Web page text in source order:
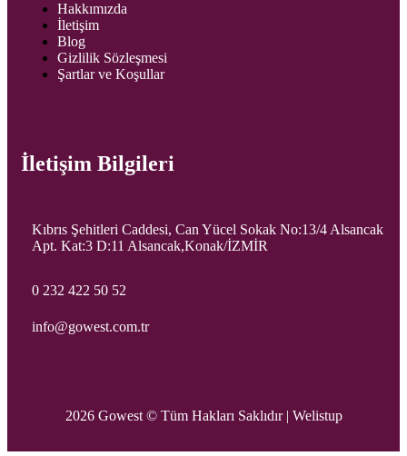
Hakkımızda
İletişim
Blog
Gizlilik Sözleşmesi
Şartlar ve Koşullar
İletişim Bilgileri
Kıbrıs Şehitleri Caddesi, Can Yücel Sokak No:13/4 Alsancak
Apt. Kat:3 D:11 Alsancak,Konak/İZMİR
0 232 422 50 52
info@gowest.com.tr
2026 Gowest © Tüm Hakları Saklıdır | Welistup